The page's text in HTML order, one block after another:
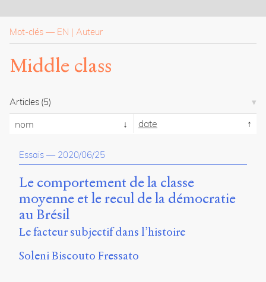
La
revue
Présentation
Publier
du
site
Archipel
En
ligne
Mot-clés — EN Auteur
Middle class
Articles (5)
nom date
Essais — 2020/06/25
Le comportement de la classe
moyenne et le recul de la démocratie
au Brésil
Le facteur subjectif dans l’histoire
Soleni Biscouto Fressato